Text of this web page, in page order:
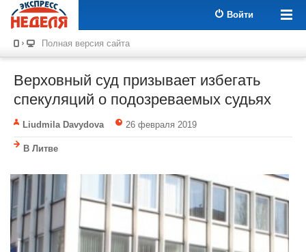
Войти
Полная версия сайта
Верховный суд призывает избегать
спекуляций о подозреваемых судьях
Liudmila Davydova 26 февраля 2019
В Литве